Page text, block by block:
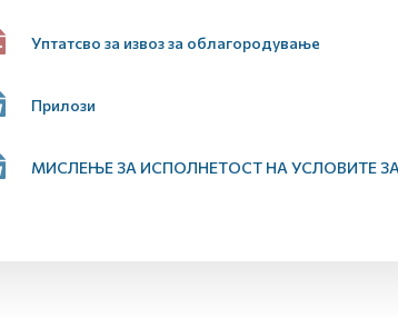
Уптатсво за извоз за облагородување
Прилози
МИСЛЕЊЕ ЗА ИСПОЛНЕТОСТ НА УСЛОВИТЕ